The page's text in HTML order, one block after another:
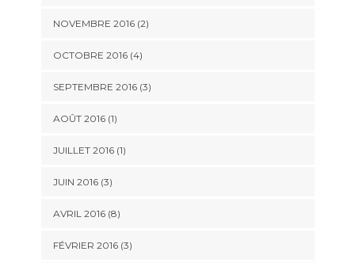
NOVEMBRE 2016 (2)
OCTOBRE 2016 (4)
SEPTEMBRE 2016 (3)
AOÛT 2016 (1)
JUILLET 2016 (1)
JUIN 2016 (3)
AVRIL 2016 (8)
FÉVRIER 2016 (3)